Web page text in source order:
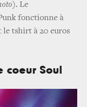
). Le
fonctionne à
le tshirt à 20 euros
coeur Soul